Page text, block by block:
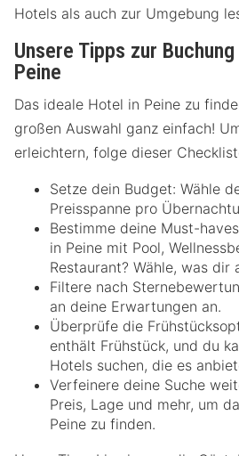
Hotels als auch zur Umgebung
Unsere Tipps zur
Peine
Das ideale Hotel in Peine zu
großen Auswahl ganz einfach!
erleichtern, folge dieser
Setze dein Budget: Wähle
Preisspanne pro
Bestimme deine Must-
in Peine mit Pool,
Restaurant? Wähle, was
Filtere nach
an deine Erwartungen an.
Überprüfe die
enthält Frühstück, und du
Hotels suchen, die es
Verfeinere deine Suche
Preis, Lage und mehr, um
Peine zu finden.